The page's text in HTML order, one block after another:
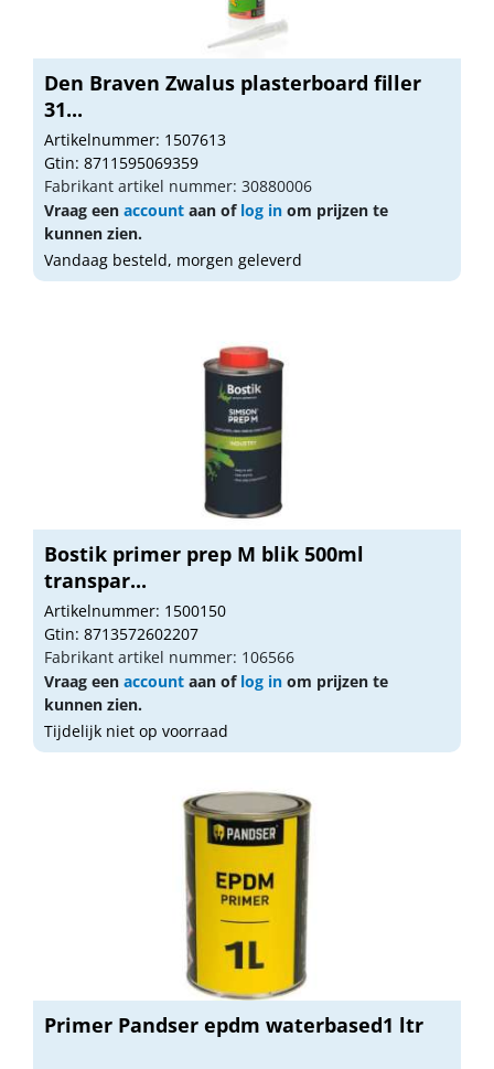
Den Braven Zwalus plasterboard filler
31...
Artikelnummer: 1507613
Gtin: 8711595069359
Fabrikant artikel nummer: 30880006
Vraag een account aan of log in om prijzen te
kunnen zien.
Vandaag besteld, morgen geleverd
Bostik primer prep M blik 500ml
transpar...
Artikelnummer: 1500150
Gtin: 8713572602207
Fabrikant artikel nummer: 106566
Vraag een account aan of log in om prijzen te
kunnen zien.
Tijdelijk niet op voorraad
Primer Pandser epdm waterbased1 ltr